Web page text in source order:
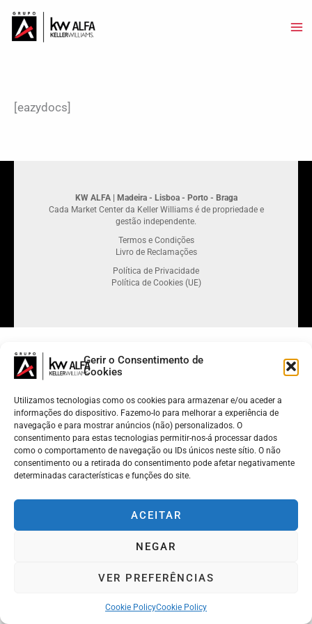
Gerir o Consentimento de
Cookies
Utilizamos tecnologias como os cookies para armazenar e/ou aceder a
informações do dispositivo. Fazemo-lo para melhorar a experiência de
navegação e para mostrar anúncios (não) personalizados. O
consentimento para estas tecnologias permitir-nos-á processar dados
como o comportamento de navegação ou IDs únicos neste sítio. O não
consentimento ou a retirada do consentimento pode afetar negativamente
determinadas características e funções do site.
ACEITAR
NEGAR
VER PREFERÊNCIAS
Cookie PolicyCookie Policy
content
[eazydocs]
KW ALFA | Madeira - Lisboa - Porto - Braga
Cada Market Center da Keller Williams é de propriedade e
gestão independente.
Termos e Condições
Livro de Reclamações
Política de Privacidade
Política de Cookies (UE)